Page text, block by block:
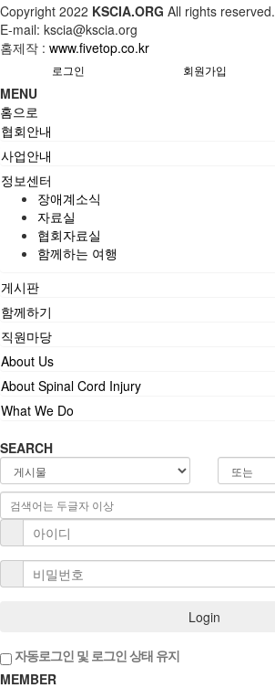
Copyright 2022 KSCIA.ORG All rights reserved.
E-mail: kscia@kscia.org
홈제작 : www.fivetop.co.kr
로그인 회원가입
MENU
홈으로
협회안내
사업안내
정보센터
장애계소식
자료실
협회자료실
함께하는 여행
게시판
함께하기
직원마당
About Us
About Spinal Cord Injury
What We Do
SEARCH
Login
자동로그인 및 로그인 상태 유지
MEMBER